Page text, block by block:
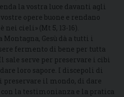
la vostra luce davanti agli
opere buone e rendano
nei cieli» (Mt 5, 13-16).
Gesù dà a tutti i
fermento di bene per tutta
sale serve per preservare i cibi
loro sapore. I discepoli di
preservare il mondo, di dare
la testimonianza e la pratica